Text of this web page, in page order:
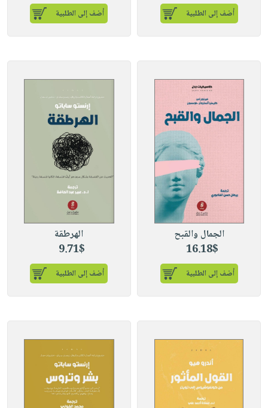
أضف إلى الطلبية أضف إلى الطلبية
الجمال والقبح
16.18$
أضف إلى الطلبية
الهرطقة
9.71$
أضف إلى الطلبية